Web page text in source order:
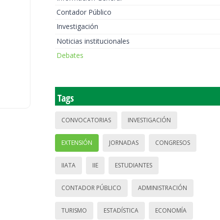
Contador Público
Investigación
Noticias institucionales
Debates
Tags
CONVOCATORIAS INVESTIGACIÓN
EXTENSIÓN JORNADAS CONGRESOS
IIATA IIE ESTUDIANTES
CONTADOR PÚBLICO ADMINISTRACIÓN
TURISMO ESTADÍSTICA ECONOMÍA